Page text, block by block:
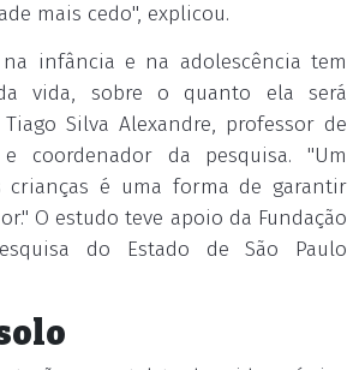
mais cedo", explicou.
infância e na adolescência tem
vida, sobre o quanto ela será
Silva Alexandre, professor de
coordenador da pesquisa. "Um
crianças é uma forma de garantir
O estudo teve apoio da Fundação
do Estado de São Paulo